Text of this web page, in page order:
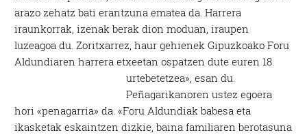
arazo zehatz bati erantzuna ematea da. Harrera
iraunkorrak, izenak berak dion moduan, iraupen
luzeagoa du. Zoritxarrez, haur gehienek Gipuzkoako Foru
Aldundiaren harrera etxeetan ospatzen dute euren 18.
urtebetetzea», esan du.
Peñagarikanoren ustez egoera
hori «penagarria» da. «Foru Aldundiak babesa eta
ikasketak eskaintzen dizkie, baina familiaren berotasuna